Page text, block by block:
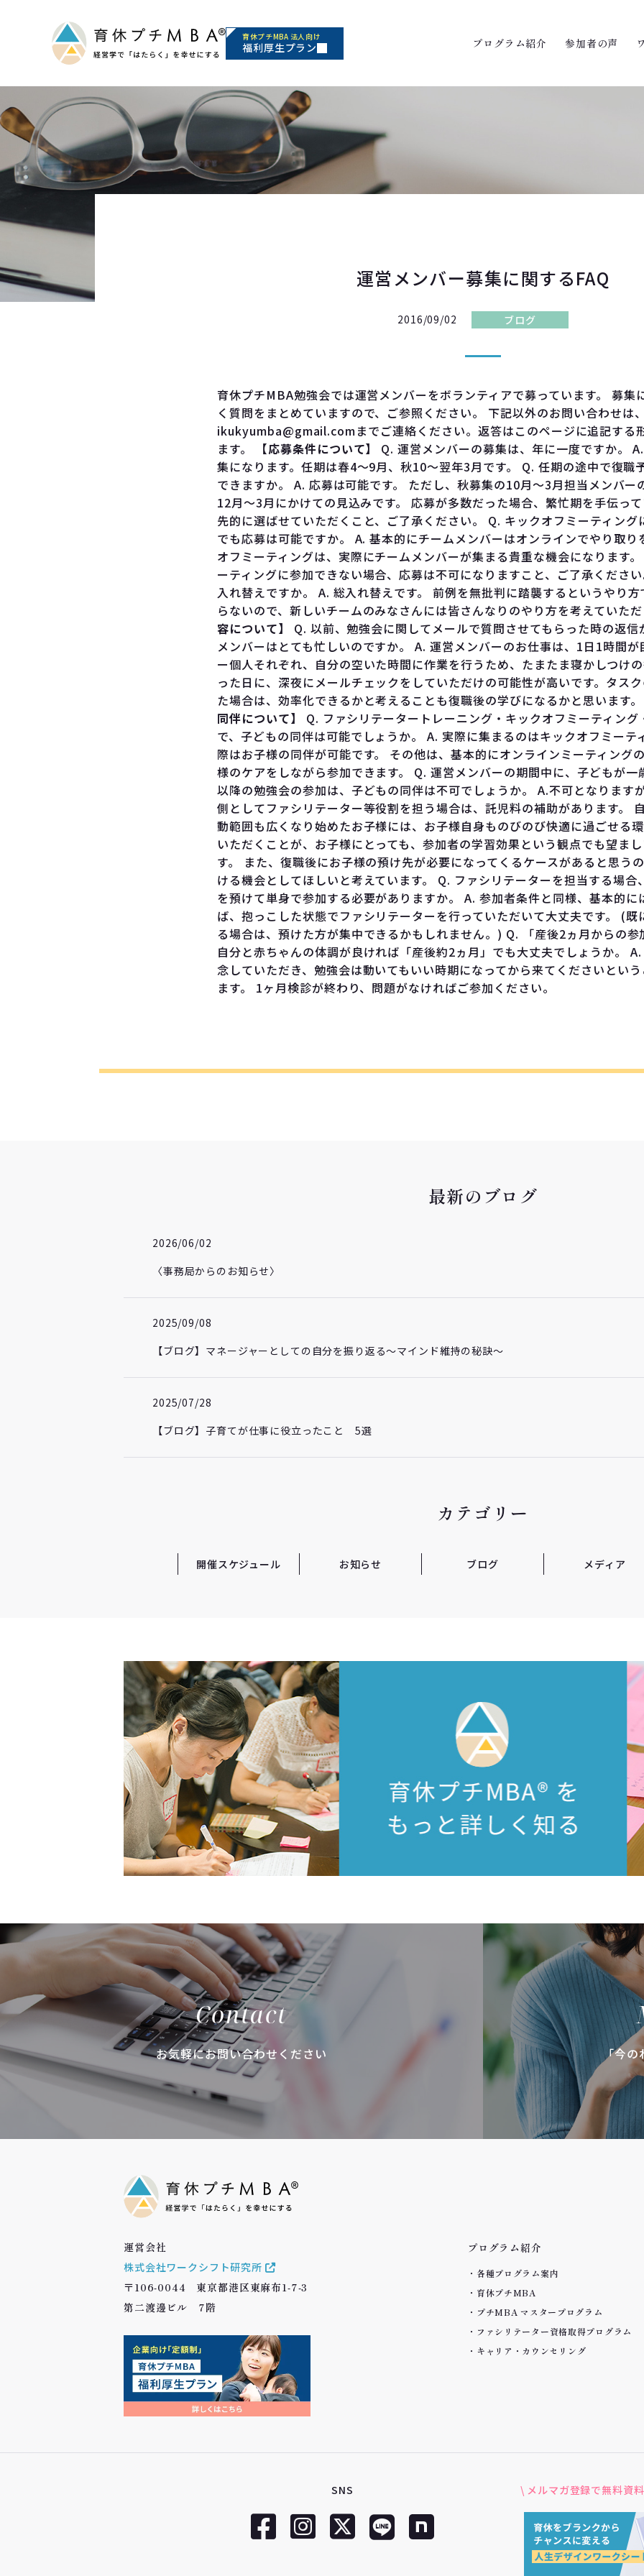
育休プチMBA 法人向け
福利厚生プラン プログラム紹介 参加者の声
運営メンバー募集に関するFAQ
2016/09/02 ブログ
育休プチMBA勉強会では運営メンバーをボランティアで募っています。 募集
く質問をまとめていますので、ご参照ください。 下記以外のお問い合わせは
ikukyumba@gmail.comまでご連絡ください。返答はこのページに追記する
ます。
【応募条件について】
Q. 運営メンバーの募集は、年に一度ですか。
集になります。任期は春4～9月、秋10～翌年3月です。 Q. 任期の途中で復職
できますか。 A. 応募は可能です。 ただし、秋募集の10月～3月担当メンバー
12月～3月にかけての見込みです。 応募が多数だった場合、繁忙期を手伝っ
先的に選ばせていただくこと、ご了承ください。 Q. キックオフミーティング
でも応募は可能ですか。 A. 基本的にチームメンバーはオンラインでやり取り
オフミーティングは、実際にチームメンバーが集まる貴重な機会になります
ーティングに参加できない場合、応募は不可になりますこと、ご了承くださ
入れ替えですか。 A. 総入れ替えです。 前例を無批判に踏襲するというやり
らないので、新しいチームのみなさんには皆さんなりのやり方を考えていた
容について】
Q. 以前、勉強会に関してメールで質問させてもらった時の返
メンバーはとても忙しいのですか。 A. 運営メンバーのお仕事は、1日1時間が
ー個人それぞれ、自分の空いた時間に作業を行うため、たまたま寝かしつけ
った日に、深夜にメールチェックをしていただけの可能性が高いです。タス
た場合は、効率化できるかと考えることも復職後の学びになるかと思います
同伴について】
Q. ファシリテータートレーニング・キックオフミーティン
で、子どもの同伴は可能でしょうか。 A. 実際に集まるのはキックオフミーテ
際はお子様の同伴が可能です。 その他は、基本的にオンラインミーティング
様のケアをしながら参加できます。 Q. 運営メンバーの期間中に、子どもが一
以降の勉強会の参加は、子どもの同伴は不可でしょうか。 A.不可となります
側としてファシリテーター等役割を担う場合は、託児料の補助があります。
動範囲も広くなり始めたお子様には、お子様自身ものびのび快適に過ごせる
いただくことが、お子様にとっても、参加者の学習効果という観点でも望ま
す。 また、復職後にお子様の預け先が必要になってくるケースがあると思う
ける機会としてほしいと考えています。 Q. ファシリテーターを担当する場合
を預けて単身で参加する必要がありますか。 A. 参加者条件と同様、基本的に
ば、抱っこした状態でファシリテーターを行っていただいて大丈夫です。 (既
る場合は、預けた方が集中できるかもしれません。) Q. 「産後2ヵ月からの
自分と赤ちゃんの体調が良ければ「産後約2ヵ月」でも大丈夫でしょうか。
念していただき、勉強会は動いてもいい時期になってから来てくださいとい
ます。 1ヶ月検診が終わり、問題がなければご参加ください。
最新のブログ
2026/06/02
〈事務局からのお知らせ〉
2025/09/08
【ブログ】マネージャーとしての自分を振り返る～マインド維持の秘訣～
2025/07/28
【ブログ】子育てが仕事に役立ったこと 5選
カテゴリー
開催スケジュール お知らせ ブログ メディア
Contact
お気軽にお問い合わせください 「今の
運営会社
株式会社ワークシフト研究所
〒106-0044 東京都港区東麻布1-7-3
第二渡邊ビル 7階
プログラム紹介
各種プログラム案内
育休プチMBA
プチMBA マスタープログラム
ファシリテーター資格取得プログラム
キャリア・カウンセリング
SNS \ メルマガ登録で無料資